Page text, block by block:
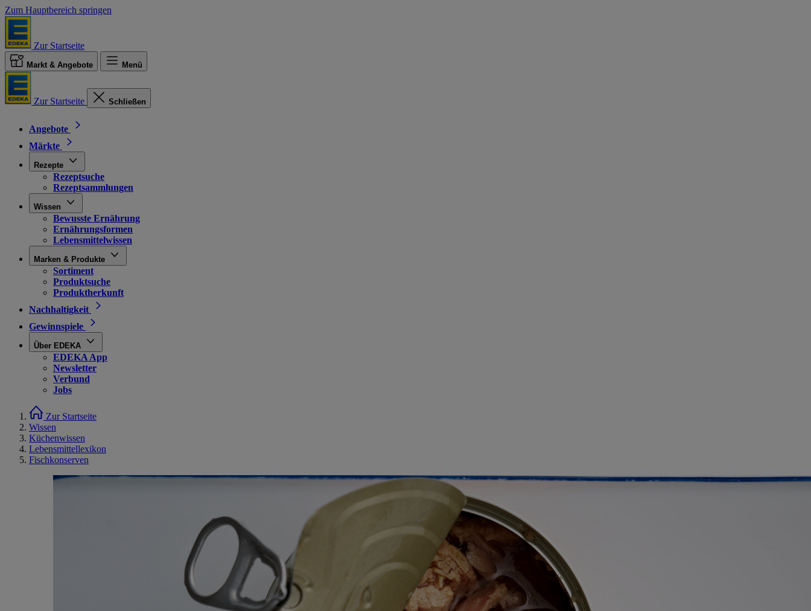
Zum Hauptbereich springen
Zur Startseite
Markt & Angebote Menü
Zur Startseite Schließen
Angebote
Märkte
Rezepte
Rezeptsuche
Rezeptsammlungen
Wissen
Bewusste Ernährung
Ernährungsformen
Lebensmittelwissen
Marken & Produkte
Sortiment
Produktsuche
Produktherkunft
Nachhaltigkeit
Gewinnspiele
Über EDEKA
EDEKA App
Newsletter
Verbund
Jobs
Zur Startseite
Wissen
Küchenwissen
Lebensmittellexikon
Fischkonserven